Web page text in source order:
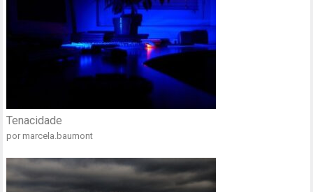
Tenacidade
por marcela.baumont